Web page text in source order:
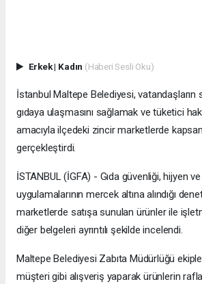
Erkek| Kadın (Haberi Sesli Oku)
İstanbul Maltepe Belediyesi, vatandaşların
gıdaya ulaşmasını sağlamak ve tüketici
amacıyla ilçedeki zincir marketlerde
gerçekleştirdi.
İSTANBUL (İGFA) - Gıda güvenliği, hijyen
uygulamalarının mercek altına alındığı
marketlerde satışa sunulan ürünler ile
diğer belgeleri ayrıntılı şekilde incelendi.
Maltepe Belediyesi Zabıta Müdürlüğü
müşteri gibi alışveriş yaparak ürünlerin